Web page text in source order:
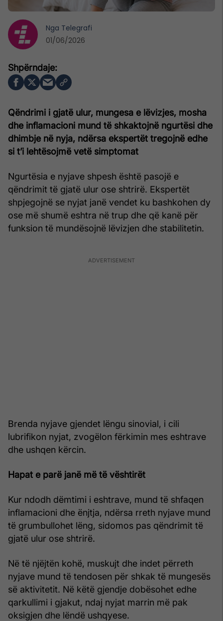
Qëndrimi i gjatë ulur, mungesa e lëvizjes, mosha
dhe inflamacioni mund të shkaktojnë ngurtësi dhe
dhimbje në nyja, ndërsa ekspertët tregojnë edhe
si t’i lehtësojmë vetë simptomat
Ngurtësia e nyjave shpesh është pasojë e
qëndrimit të gjatë ulur ose shtrirë. Ekspertët
shpjegojnë se nyjat janë vendet ku bashkohen dy
ose më shumë eshtra në trup dhe që kanë për
funksion të mundësojnë lëvizjen dhe stabilitetin.
Brenda nyjave gjendet lëngu sinovial, i cili
lubrifikon nyjat, zvogëlon fërkimin mes eshtrave
dhe ushqen kërcin.
Hapat e parë janë më të vështirët
Kur ndodh dëmtimi i eshtrave, mund të shfaqen
inflamacioni dhe ënjtja, ndërsa rreth nyjave mund
të grumbullohet lëng, sidomos pas qëndrimit të
gjatë ulur ose shtrirë.
Në të njëjtën kohë, muskujt dhe indet përreth
nyjave mund të tendosen për shkak të mungesës
së aktivitetit. Në këtë gjendje dobësohet edhe
qarkullimi i gjakut, ndaj nyjat marrin më pak
oksigjen dhe lëndë ushqyese.
Nga Telegrafi
01/06/2026